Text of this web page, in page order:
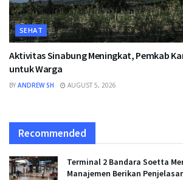
SEHAT
Aktivitas Sinabung Meningkat, Pemkab
untuk Warga
BY ANDREW SH AUGUST 5, 2026
Recommended
Terminal 2 Bandara Soetta
Manajemen Berikan